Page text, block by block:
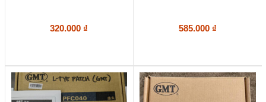
320.000 ₫ 585.000 ₫